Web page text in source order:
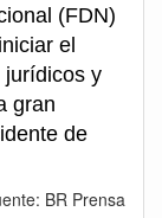
(FDN)
el
jurídicos y
gran
de
BR Prensa